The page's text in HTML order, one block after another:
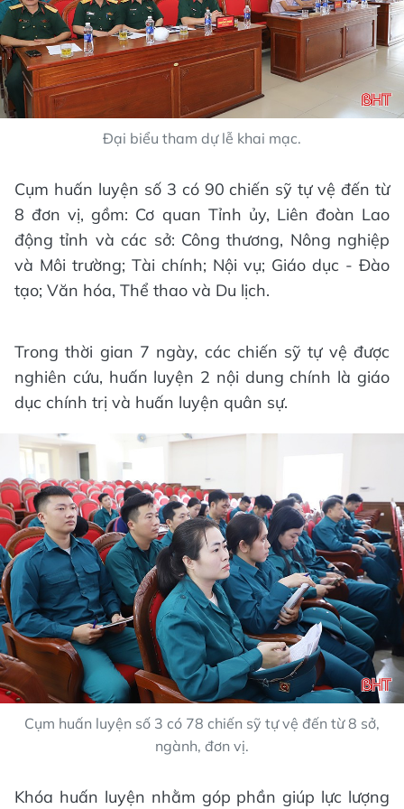
Đại biểu tham dự lễ khai mạc.
Cụm huấn luyện số 3 có 90 chiến sỹ tự vệ đến từ
8 đơn vị, gồm: Cơ quan Tỉnh ủy, Liên đoàn Lao
động tỉnh và các sở: Công thương, Nông nghiệp
và Môi trường; Tài chính; Nội vụ; Giáo dục - Đào
tạo; Văn hóa, Thể thao và Du lịch.
Trong thời gian 7 ngày, các chiến sỹ tự vệ được
nghiên cứu, huấn luyện 2 nội dung chính là giáo
dục chính trị và huấn luyện quân sự.
Cụm huấn luyện số 3 có 78 chiến sỹ tự vệ đến từ 8 sở,
ngành, đơn vị.
Khóa huấn luyện nhằm góp phần giúp lực lượng